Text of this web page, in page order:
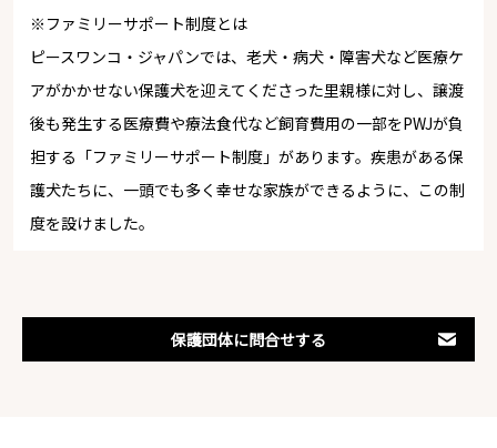
※ファミリーサポート制度とは
ピースワンコ・ジャパンでは、老犬・病犬・障害犬など医療ケ
アがかかせない保護犬を迎えてくださった里親様に対し、譲渡
後も発生する医療費や療法食代など飼育費用の一部をPWJが負
担する「ファミリーサポート制度」があります。疾患がある保
護犬たちに、一頭でも多く幸せな家族ができるように、この制
度を設けました。
保護団体に問合せする